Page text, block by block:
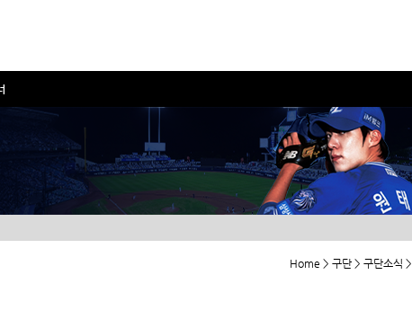
Home > 구단 > 구단소식 >